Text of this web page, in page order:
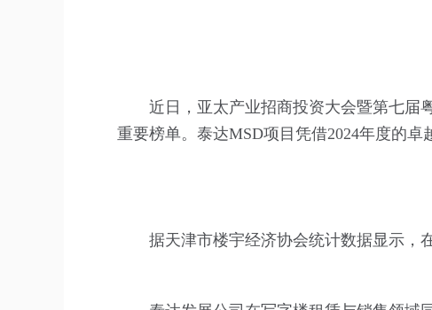
近日，亚太产业招商投资大会暨第七届
重要榜单。泰达MSD项目凭借2024年度的卓
据天津市楼宇经济协会统计数据显示，